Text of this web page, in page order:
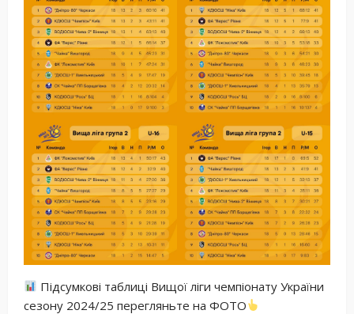
Підсумкові таблиці Вищої ліги чемпіонату України
сезону 2024/25 перегляньте на ФОТО